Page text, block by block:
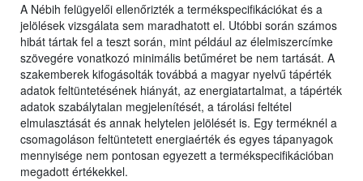
A Nébih felügyelői ellenőrizték a termékspecifikációkat és a
jelölések vizsgálata sem maradhatott el. Utóbbi során számos
hibát tártak fel a teszt során, mint például az élelmiszercímke
szövegére vonatkozó minimális betűméret be nem tartását. A
szakemberek kifogásolták továbbá a magyar nyelvű tápérték
adatok feltüntetésének hiányát, az energiatartalmat, a tápérték
adatok szabálytalan megjelenítését, a tárolási feltétel
elmulasztását és annak helytelen jelölését is. Egy terméknél a
csomagoláson feltüntetett energiaérték és egyes tápanyagok
mennyisége nem pontosan egyezett a termékspecifikációban
megadott értékekkel.